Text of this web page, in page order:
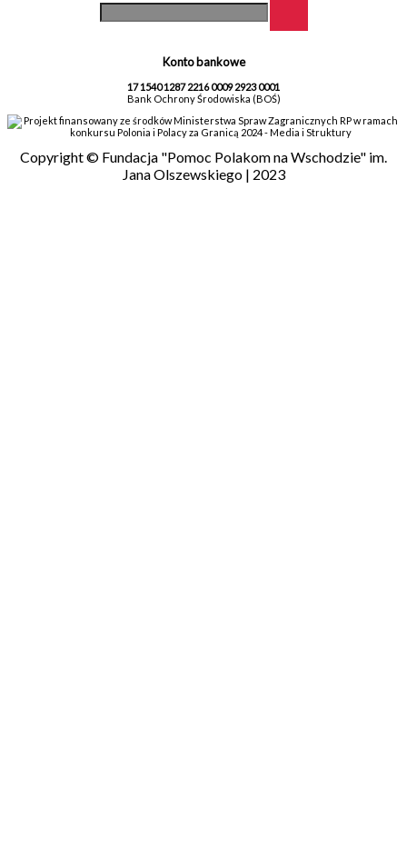
Konto bankowe
17 1540 1287 2216 0009 2923 0001
Bank Ochrony Środowiska (BOŚ)
Projekt finansowany ze środków Ministerstwa Spraw Zagranicznych RP w ramach
konkursu Polonia i Polacy za Granicą 2024 - Media i Struktury
Copyright © Fundacja "Pomoc Polakom na Wschodzie" im.
Jana Olszewskiego | 2023